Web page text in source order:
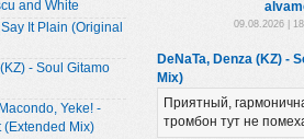
and White
It Plain (Original
- Soul Gitamo
Yeke! -
(Extended Mix)
09.08.2026 |
DeNaTa, Denza (KZ) -
Mix)
Приятный,
тромбон тут не